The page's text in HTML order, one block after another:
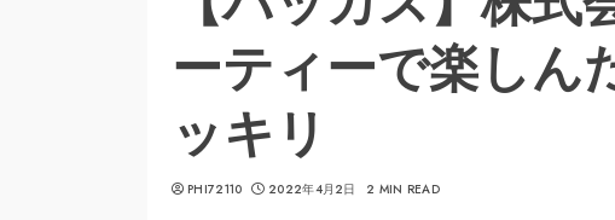
ーティーで楽しん
ッキリ
PHI72110 2022年4月2日 2 MIN READ